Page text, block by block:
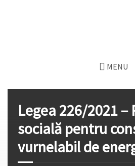
MENU
Legea 226/2021 –
socială pentru
vurnelabil de